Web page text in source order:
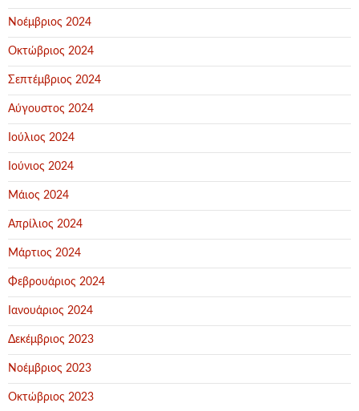
Νοέμβριος 2024
Οκτώβριος 2024
Σεπτέμβριος 2024
Αύγουστος 2024
Ιούλιος 2024
Ιούνιος 2024
Μάιος 2024
Απρίλιος 2024
Μάρτιος 2024
Φεβρουάριος 2024
Ιανουάριος 2024
Δεκέμβριος 2023
Νοέμβριος 2023
Οκτώβριος 2023